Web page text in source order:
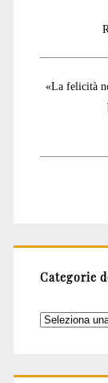
«La felicità
Categorie
Categorie